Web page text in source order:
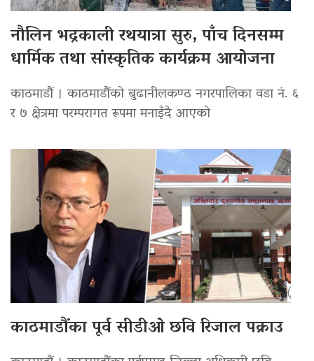
नौलिन भद्रकाली रथयात्रा सुरु, पाँच दिनसम्म
धार्मिक तथा सांस्कृतिक कार्यक्रम आयोजना
काठमाडौं । काठमाडौंको बुढानीलकण्ठ नगरपालिका वडा नं. ६
र ७ क्षेत्रमा परम्परागत रूपमा मनाइँदै आएको
काठमाडौंका पूर्व सीडीओ छवि रिजाल पक्राउ